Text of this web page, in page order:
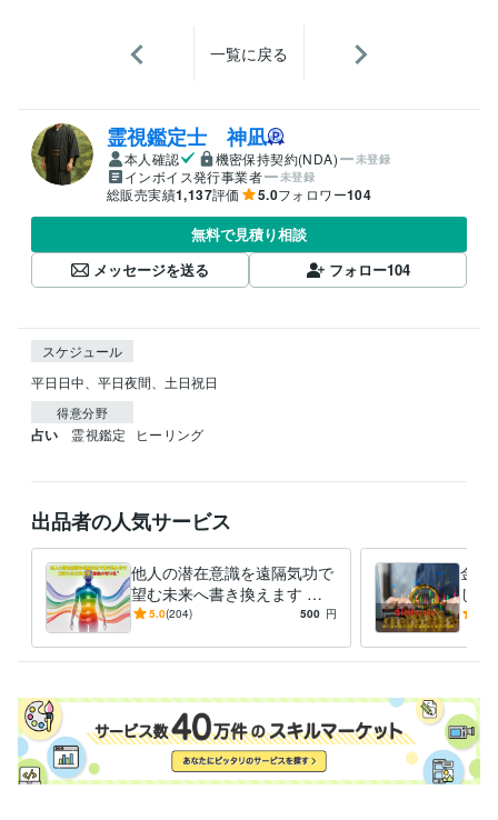
一覧に戻る
霊視鑑定士 神凪
本人確認 機密保持契約(NDA) 未登録
インボイス発行事業者 未登録
総販売実績1,137評価 5.0フォロワー104
無料で見積り相談
メッセージを送る
フォロー104
スケジュール
平日日中、平日夜間、土日祝日
得意分野
占い 霊視鑑定 ヒーリング
出品者の人気サービス
他人の潜在意識を遠隔気功で
望む未来へ書き換えます 相
手の心・態度・行動が変わら
す
5.0(204) 500 円
金貨
し
別